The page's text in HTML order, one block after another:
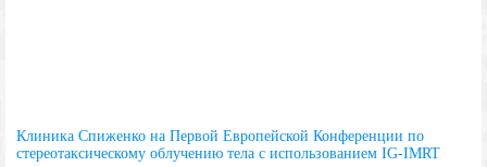
Клиника Спиженко на Первой Европейской Конференции по
стереотаксическому облучению тела с использованием IG-IMRT